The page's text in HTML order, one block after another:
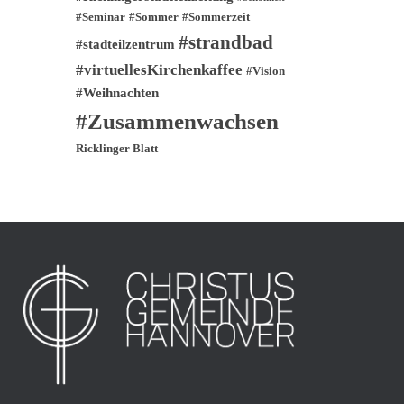
#Seminar #Sommer #Sommerzeit
#stadteilzentrum #strandbad
#virtuellesKirchenkaffee #Vision
#Weihnachten
#Zusammenwachsen
Ricklinger Blatt